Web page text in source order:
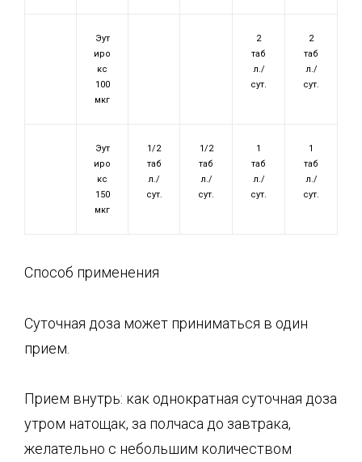
Эут
иро
кс
100
мкг
2
таб
л./
сут.
2
таб
л./
сут.
Эут
иро
кс
150
мкг
1/2
таб
л./
сут.
1/2
таб
л./
сут.
1
таб
л./
сут.
1
таб
л./
сут.
Способ применения
Суточная доза может приниматься в один
прием.
Прием внутрь: как однократная суточная доза
утром натощак, за полчаса до завтрака,
желательно с небольшим количеством